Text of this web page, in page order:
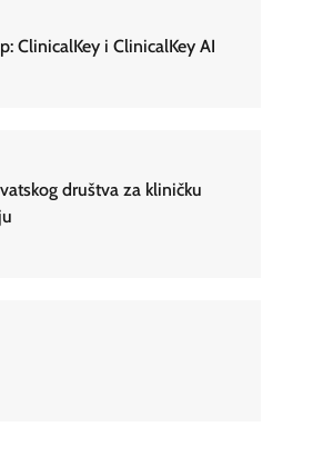
ClinicalKey i ClinicalKey AI
društva za kliničku